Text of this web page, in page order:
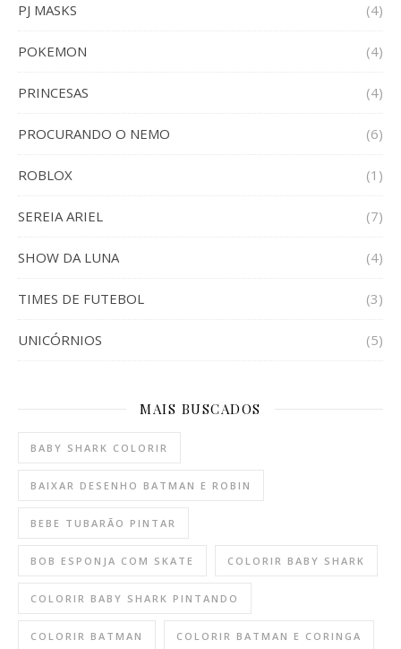
PJ MASKS (4)
POKEMON (4)
PRINCESAS (4)
PROCURANDO O NEMO (6)
ROBLOX (1)
SEREIA ARIEL (7)
SHOW DA LUNA (4)
TIMES DE FUTEBOL (3)
UNICÓRNIOS (5)
MAIS BUSCADOS
BABY SHARK COLORIR
BAIXAR DESENHO BATMAN E ROBIN
BEBE TUBARÃO PINTAR
BOB ESPONJA COM SKATE COLORIR BABY SHARK
COLORIR BABY SHARK PINTANDO
COLORIR BATMAN COLORIR BATMAN E CORINGA